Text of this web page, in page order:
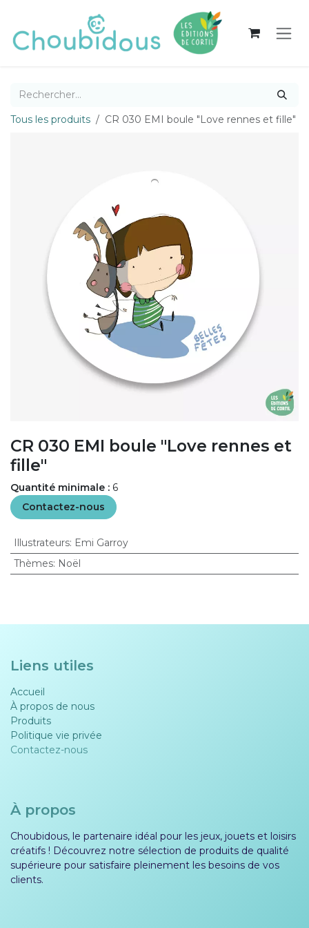
Tous les produits CR 030 EMI boule "Love rennes et fille"
CR 030 EMI boule "Love rennes et
fille"
Quantité minimale : 6
Contactez-nous
Illustrateurs: Emi Garroy
Thèmes: Noël
Liens utiles
Accueil
À propos de nous
Produits
Politique vie privée​​
Contactez-nous
À propos
Choubidous, le partenaire idéal pour les jeux, jouets et loisirs
créatifs ! Découvrez notre sélection de produits de qualité
supérieure pour satisfaire pleinement les besoins de vos
clients.